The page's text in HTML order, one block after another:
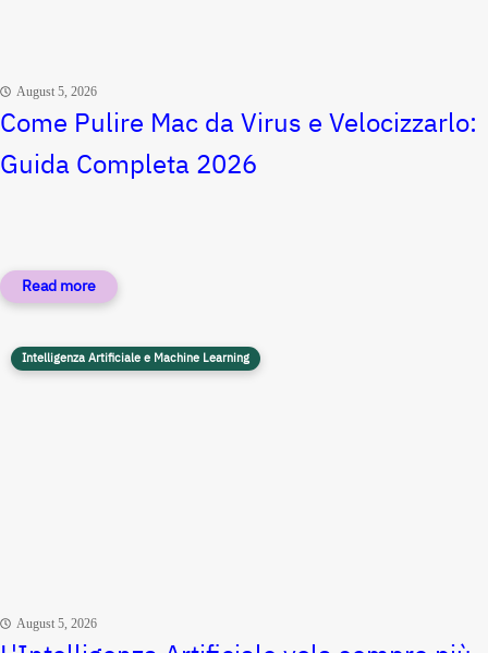
August 5, 2026
Come Pulire Mac da Virus e Velocizzarlo:
Guida Completa 2026
Intelligenza Artificiale e Machine Learning
August 5, 2026